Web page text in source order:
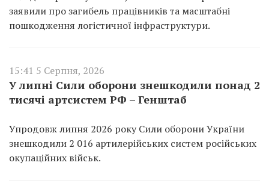
заявили про загибель працівників та масштабні
пошкодження логістичної інфраструктури.
15:41 5 Серпня, 2026
У липні Сили оборони знешкодили понад 2
тисячі артсистем РФ – Генштаб
Упродовж липня 2026 року Сили оборони України
знешкодили 2 016 артилерійських систем російських
окупаційних військ.